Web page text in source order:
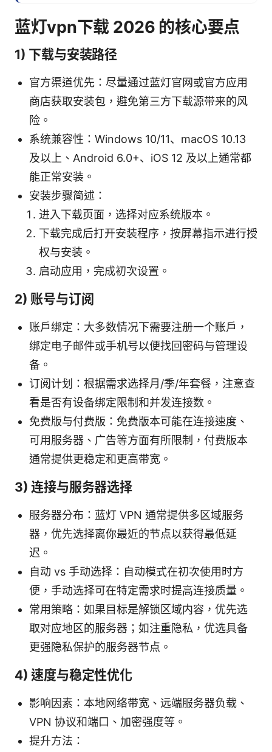
蓝灯vpn下载 2026 的核心要点
1) 下载与安装路径
官方渠道优先：尽量通过蓝灯官网或官方应用
商店获取安装包，避免第三方下载源带来的风
险。
系统兼容性：Windows 10/11、macOS 10.13
及以上、Android 6.0+、iOS 12 及以上通常都
能正常安装。
安装步骤简述：
进入下载页面，选择对应系统版本。
下载完成后打开安装程序，按屏幕指示进行授
权与安装。
启动应用，完成初次设置。
2) 账号与订阅
账户绑定：大多数情况下需要注册一个账户，
绑定电子邮件或手机号以便找回密码与管理设
备。
订阅计划：根据需求选择月/季/年套餐，注意查
看是否有设备绑定限制和并发连接数。
免费版与付费版：免费版本可能在连接速度、
可用服务器、广告等方面有所限制，付费版本
通常提供更稳定和更高带宽。
3) 连接与服务器选择
服务器分布：蓝灯 VPN 通常提供多区域服务
器，优先选择离你最近的节点以获得最低延
迟。
自动 vs 手动选择：自动模式在初次使用时方
便，手动选择可在特定需求时提高连接质量。
常用策略：如果目标是解锁区域内容，优先选
取对应地区的服务器；如注重隐私，优选具备
更强隐私保护的服务器节点。
4) 速度与稳定性优化
影响因素：本地网络带宽、远端服务器负载、
VPN 协议和端口、加密强度等。
提升方法：